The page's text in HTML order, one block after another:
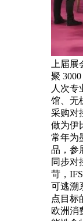
上届
聚
人次专
馆、无
采购对
做为伊
常年为
品，参
同步对
苛，
可逃溯
点目标
欧洲消